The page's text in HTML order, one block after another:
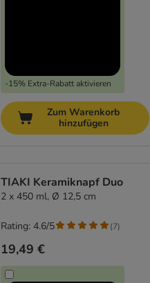
-15% Extra-Rabatt aktivieren
Zum Warenkorb
hinzufügen
TIAKI Keramiknapf Duo
2 x 450 ml, Ø 12,5 cm
19,49 €
Rating: 4.6/5 (7)